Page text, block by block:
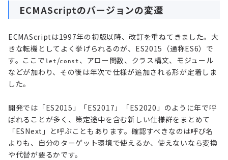
ECMAScriptのバージョンの変遷
ECMAScriptは1997年の初版以降、改訂を重ねてきました。大
きな転機としてよく挙げられるのが、ES2015（通称ES6）で
す。ここでlet /const 、アロー関数、クラス構文、モジュール
などが加わり、その後は年次で仕様が追加される形が定着しま
した。
開発では「ES2015」「ES2017」「ES2020」のように年で呼
ばれることが多く、策定途中を含む新しい仕様群をまとめて
「ESNext」と呼ぶこともあります。確認すべきなのは呼び名
よりも、自分のターゲット環境で使えるか、使えないなら変換
や代替が要るかです。